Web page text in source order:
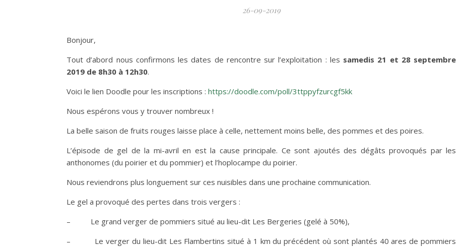
26-09-2019
Bonjour,
Tout d’abord nous confirmons les dates de rencontre sur l’exploitation : les samedis 21 et 28 septembre
2019 de 8h30 à 12h30.
Voici le lien Doodle pour les inscriptions : https://doodle.com/poll/3ttppyfzurcgf5kk
Nous espérons vous y trouver nombreux !
La belle saison de fruits rouges laisse place à celle, nettement moins belle, des pommes et des poires.
L’épisode de gel de la mi-avril en est la cause principale. Ce sont ajoutés des dégâts provoqués par les
anthonomes (du poirier et du pommier) et l’hoplocampe du poirier.
Nous reviendrons plus longuement sur ces nuisibles dans une prochaine communication.
Le gel a provoqué des pertes dans trois vergers :
– Le grand verger de pommiers situé au lieu-dit Les Bergeries (gelé à 50%),
– Le verger du lieu-dit Les Flambertins situé à 1 km du précédent où sont plantés 40 ares de pommiers